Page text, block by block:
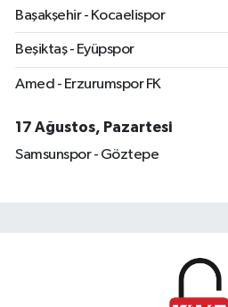
Başakşehir - Kocaelispor
Beşiktaş - Eyüpspor
Amed - Erzurumspor FK
17 Ağustos, Pazartesi
Samsunspor - Göztepe